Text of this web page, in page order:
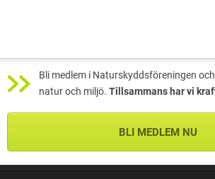
Bli medlem i Naturskyddsföreningen
natur och miljö. Tillsammans har vi
BLI MEDLEM NU